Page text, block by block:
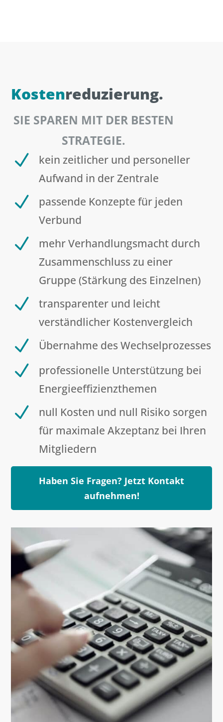
Kostenreduzierung.
SIE SPAREN MIT DER BESTEN
STRATEGIE.
N
kein zeitlicher und personeller
Aufwand in der Zentrale
N
passende Konzepte für jeden
Verbund
N
mehr Verhandlungsmacht durch
Zusammenschluss zu einer
Gruppe (Stärkung des Einzelnen)
N
transparenter und leicht
verständlicher Kostenvergleich
N Übernahme des Wechselprozesses
N
professionelle Unterstützung bei
Energieeffizienzthemen
N
null Kosten und null Risiko sorgen
für maximale Akzeptanz bei Ihren
Mitgliedern
Haben Sie Fragen? Jetzt Kontakt
aufnehmen!